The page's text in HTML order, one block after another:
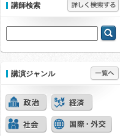
講師検索
講演ジャンル